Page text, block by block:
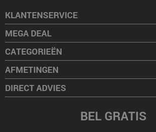
KLANTENSERVICE
MEGA DEAL
CATEGORIEËN
AFMETINGEN
DIRECT ADVIES
BEL GRATIS